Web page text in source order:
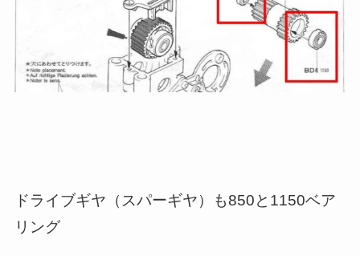
ドライブギヤ（スパーギヤ）も850と1150ベア
リング